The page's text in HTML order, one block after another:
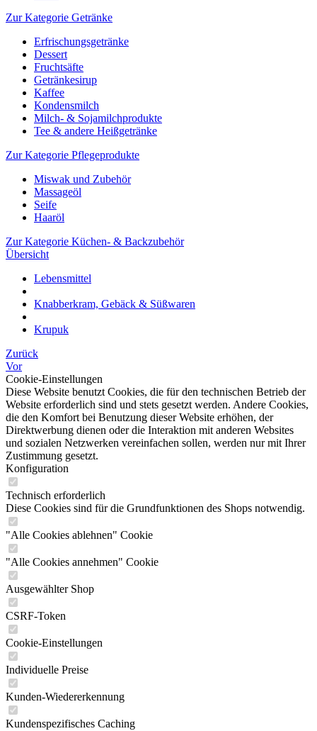
Zur Kategorie Getränke
Erfrischungsgetränke
Dessert
Fruchtsäfte
Getränkesirup
Kaffee
Kondensmilch
Milch- & Sojamilchprodukte
Tee & andere Heißgetränke
Zur Kategorie Pflegeprodukte
Miswak und Zubehör
Massageöl
Seife
Haaröl
Zur Kategorie Küchen- & Backzubehör
Übersicht
Lebensmittel
Knabberkram, Gebäck & Süßwaren
Krupuk
Zurück
Vor
Cookie-Einstellungen
Diese Website benutzt Cookies, die für den technischen Betrieb der
Website erforderlich sind und stets gesetzt werden. Andere Cookies,
die den Komfort bei Benutzung dieser Website erhöhen, der
Direktwerbung dienen oder die Interaktion mit anderen Websites
und sozialen Netzwerken vereinfachen sollen, werden nur mit Ihrer
Zustimmung gesetzt.
Konfiguration
Technisch erforderlich
Diese Cookies sind für die Grundfunktionen des Shops notwendig.
"Alle Cookies ablehnen" Cookie
"Alle Cookies annehmen" Cookie
Ausgewählter Shop
CSRF-Token
Cookie-Einstellungen
Individuelle Preise
Kunden-Wiedererkennung
Kundenspezifisches Caching